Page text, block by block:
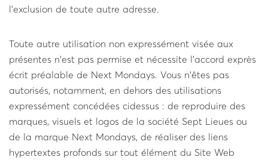
l'exclusion de toute autre adresse.
Toute autre utilisation non expressément visée aux
présentes n'est pas permise et nécessite l'accord exprès
écrit préalable de Next Mondays. Vous n'êtes pas
autorisés, notamment, en dehors des utilisations
expressément concédées ci­dessus : de reproduire des
marques, visuels et logos de la société Sept Lieues ou
de la marque Next Mondays, de réaliser des liens
hypertextes profonds sur tout élément du Site Web